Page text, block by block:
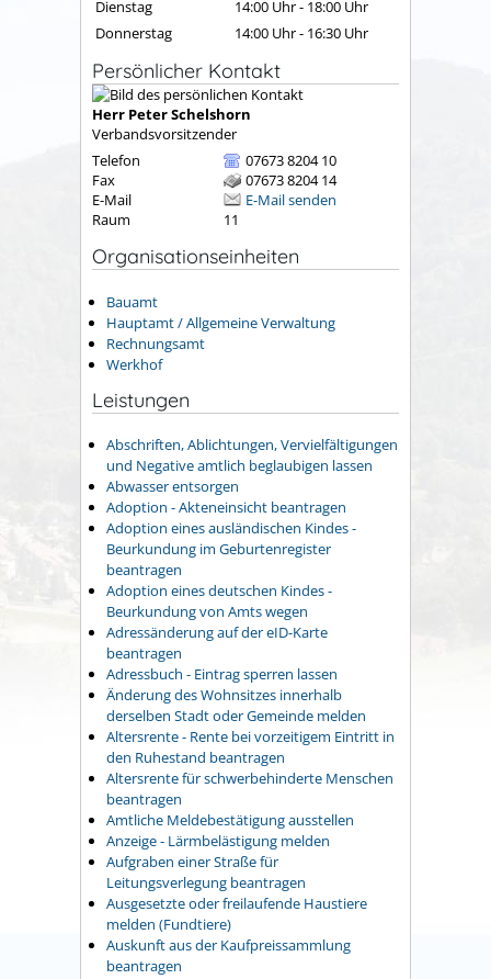
Dienstag 14:00 Uhr- 18:00 Uhr
Donnerstag
14:00 Uhr- 16:30 Uhr
Persönlicher Kontakt
Herr PeterSchelshorn
Verbandsvorsitzender
Telefon
07673 8204 10
Fax
07673 8204 14
E-Mail
E-Mail senden
Raum
11
Organisationseinheiten
Bauamt
Hauptamt / Allgemeine Verwaltung
Rechnungsamt
Werkhof
Leistungen
Abschriften, Ablichtungen, Vervielfältigungen
und Negative amtlich beglaubigen lassen
Abwasser entsorgen
Adoption - Akteneinsicht beantragen
Adoption eines ausländischen Kindes -
Beurkundung im Geburtenregister
beantragen
Adoption eines deutschen Kindes -
Beurkundung von Amts wegen
Adressänderung auf der eID-Karte
beantragen
Adressbuch - Eintrag sperren lassen
Änderung des Wohnsitzes innerhalb
derselben Stadt oder Gemeinde melden
Altersrente - Rente bei vorzeitigem Eintritt in
den Ruhestand beantragen
Altersrente für schwerbehinderte Menschen
beantragen
Amtliche Meldebestätigung ausstellen
Anzeige - Lärmbelästigung melden
Aufgraben einer Straße für
Leitungsverlegung beantragen
Ausgesetzte oder freilaufende Haustiere
melden (Fundtiere)
Auskunft aus der Kaufpreissammlung
beantragen